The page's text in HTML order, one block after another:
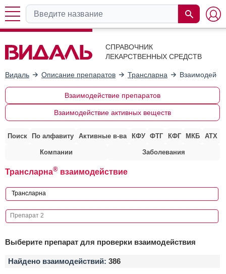
СПРАВОЧНИК
ЛЕКАРСТВЕННЫХ СРЕДСТВ
Видаль Описание препаратов Трансларна
Взаимодействие препаратов
Взаимодействие активных веществ
Поиск По алфавиту Активные в-ва КФУ ФТГ КФГ МКБ АТХ
Компании Заболевания
Трансларна® взаимодействие
Выберите препарат для проверки взаимодействия
Найдено взаимодействий: 386